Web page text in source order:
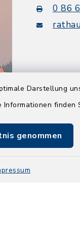
Darstellung
finden
genommen
0 86